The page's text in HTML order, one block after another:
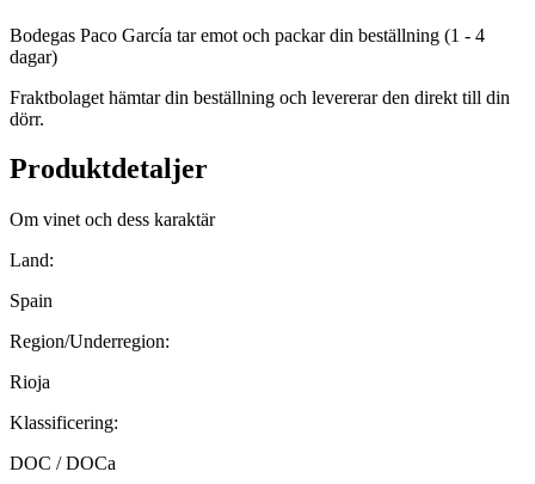
Bodegas Paco García tar emot och packar din beställning (1 - 4
dagar)
Fraktbolaget hämtar din beställning och levererar den direkt till din
dörr.
Produktdetaljer
Om vinet och dess karaktär
Land:
Spain
Region/Underregion:
Rioja
Klassificering:
DOC / DOCa